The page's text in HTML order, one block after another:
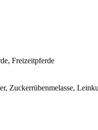
Freizeitpferde
Zuckerrübenmelasse,